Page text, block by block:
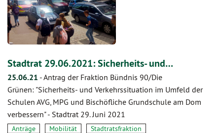
Stadtrat 29.06.2021: Sicherheits- und…
25.06.21 -Antrag der Fraktion Bündnis 90/Die
Grünen: "Sicherheits- und Verkehrssituation im Umfeld der
Schulen AVG, MPG und Bischöfliche Grundschule am Dom
verbessern" - Stadtrat 29. Juni 2021
Anträge Mobilität Stadtratsfraktion